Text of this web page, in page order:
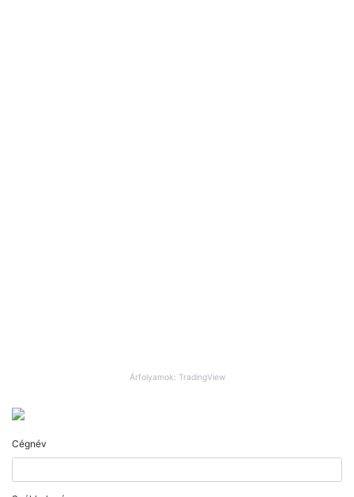
Árfolyamok: TradingView
Cégnév